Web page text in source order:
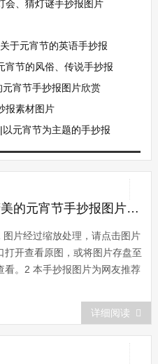
会、猜灯谜手抄报图片
于元宵节的英语手抄报
宵节的风俗、传说手抄报
宵节手抄报图片欣赏
报素材图片
元宵节为主题的手抄报
元宵节手抄报好看精美|精美的元宵节手抄报图片欣赏
图片经过缩放处理，请点击图片
打开查看原图，或将图片存盘至
看。2 本手抄报图片为网友推荐
借鉴、欣赏他人作品时提供方
任何疑问，请与本站联系。3 欢
站提供推荐优秀的手抄报作
详细阅读